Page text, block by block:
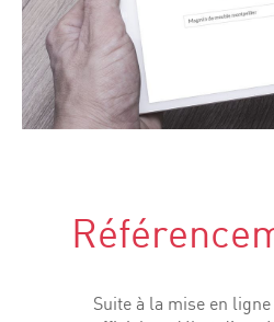
Suite à la mise en